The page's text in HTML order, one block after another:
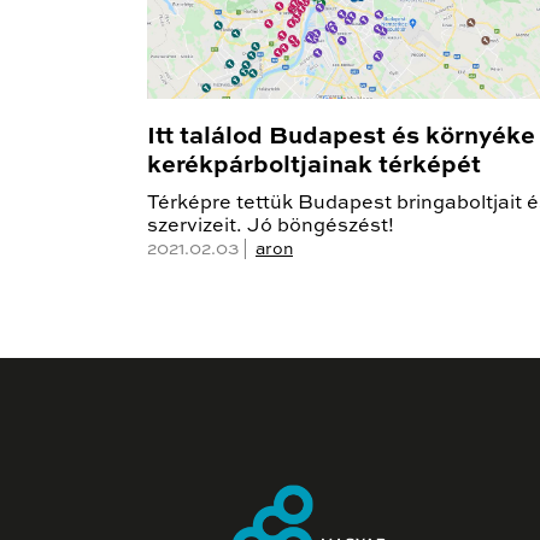
Itt találod Budapest és környéke
kerékpárboltjainak térképét
Térképre tettük Budapest bringaboltjait
szervizeit. Jó böngészést!
2021.02.03 | aron